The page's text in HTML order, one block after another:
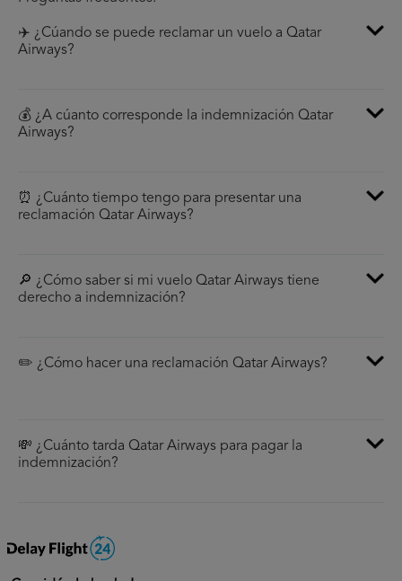
✈️ ¿Cúando se puede reclamar un vuelo a Qatar
Airways?
💰 ¿A cúanto corresponde la indemnización Qatar
Airways?
⏰ ¿Cuánto tiempo tengo para presentar una
reclamación Qatar Airways?
🔎 ¿Cómo saber si mi vuelo Qatar Airways tiene
derecho a indemnización?
✏️ ¿Cómo hacer una reclamación Qatar Airways?
💸 ¿Cuánto tarda Qatar Airways para pagar la
indemnización?